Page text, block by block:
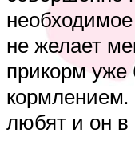
не желает
прикорм уже
кормлением.
любят и он в